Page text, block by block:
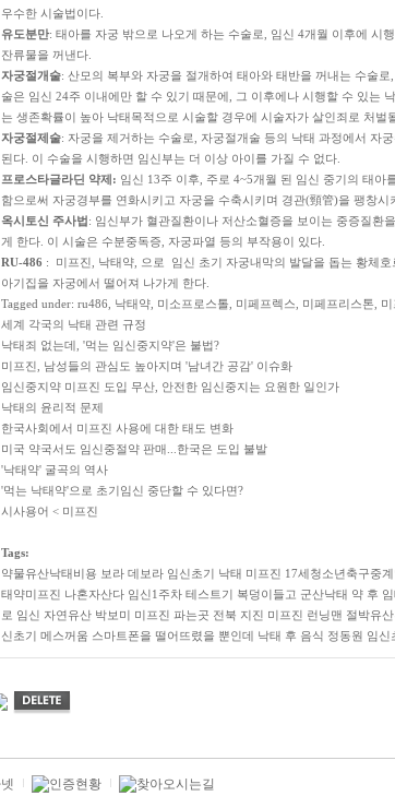
우수한 시술법이다.
유도분만: 태아를 자궁 밖으로 나오게 하는 수술로, 임신 4개월 이후에 시
잔류물을 꺼낸다.
자궁절개술: 산모의 복부와 자궁을 절개하여 태아와 태반을 꺼내는 수술
술은 임신 24주 이내에만 할 수 있기 때문에, 그 이후에나 시행할 수 있는
는 생존확률이 높아 낙태목적으로 시술할 경우에 시술자가 살인죄로 처
자궁절제술: 자궁을 제거하는 수술로, 자궁절개술 등의 낙태 과정에서 자
된다. 이 수술을 시행하면 임신부는 더 이상 아이를 가질 수 없다.
프로스타글라딘 약제: 임신 13주 이후, 주로 4~5개월 된 임신 중기의 태
함으로써 자궁경부를 연화시키고 자궁을 수축시키며 경관(頸管)을 팽창시
옥시토신 주사법: 임신부가 혈관질환이나 저산소혈증을 보이는 중증질환
게 한다. 이 시술은 수분중독증, 자궁파열 등의 부작용이 있다.
RU-486 : 미프진, 낙태약, 으로 임신 초기 자궁내막의 발달을 돕는 황체
아기집을 자궁에서 떨어져 나가게 한다.
Tagged under: ru486, 낙태약, 미소프로스톨, 미페프렉스, 미페프리스톤,
세계 각국의 낙태 관련 규정
낙태죄 없는데, '먹는 임신중지약'은 불법?
미프진, 남성들의 관심도 높아지며 '남녀간 공감' 이슈화
임신중지약 미프진 도입 무산, 안전한 임신중지는 요원한 일인가
낙태의 윤리적 문제
한국사회에서 미프진 사용에 대한 태도 변화
미국 약국서도 임신중절약 판매...한국은 도입 불발
'낙태약' 굴곡의 역사
'먹는 낙태약'으로 초기임신 중단할 수 있다면?
시사용어 < 미프진
Tags:
약물유산낙태비용 보라 데보라 임신초기 낙태 미­프진 17세청소년축구중
태약미프진 나혼자산다 임신1주차 테스트기 복덩이들고 군산낙태 약 후
로 임신 자연유산 박보미 미­프진 파는곳 전북 지진 미프진 런닝맨 절박유
신초기 메스꺼움 스마트폰을 떨어뜨렸을 뿐인데 낙태 후 음식 정동원 임신